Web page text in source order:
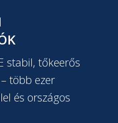
stabil, tőkeerős
több ezer
és országos